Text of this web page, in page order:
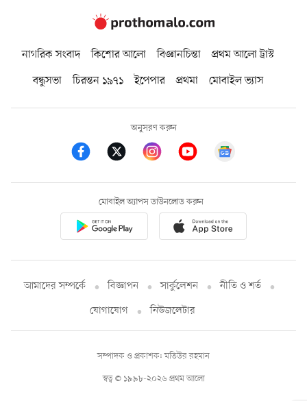
নাগরিক সংবাদ কিশোর আলো বিজ্ঞানচিন্তা
প্রথম আলো ট্রাস্ট
বন্ধুসভা
চিরন্তন ১৯৭১ ইপেপার প্রথমা মোবাইল ভ্যাস
অনুসরণ করুন
মোবাইল অ্যাপস ডাউনলোড করুন
আমাদের সম্পর্কে বিজ্ঞাপন সার্কুলেশন
নীতি ও শর্ত
যোগাযোগ
নিউজলেটার
স্বত্ব © ১৯৯৮-২০২৬ প্রথম আলো
সম্পাদক ও প্রকাশক: মতিউর রহমান